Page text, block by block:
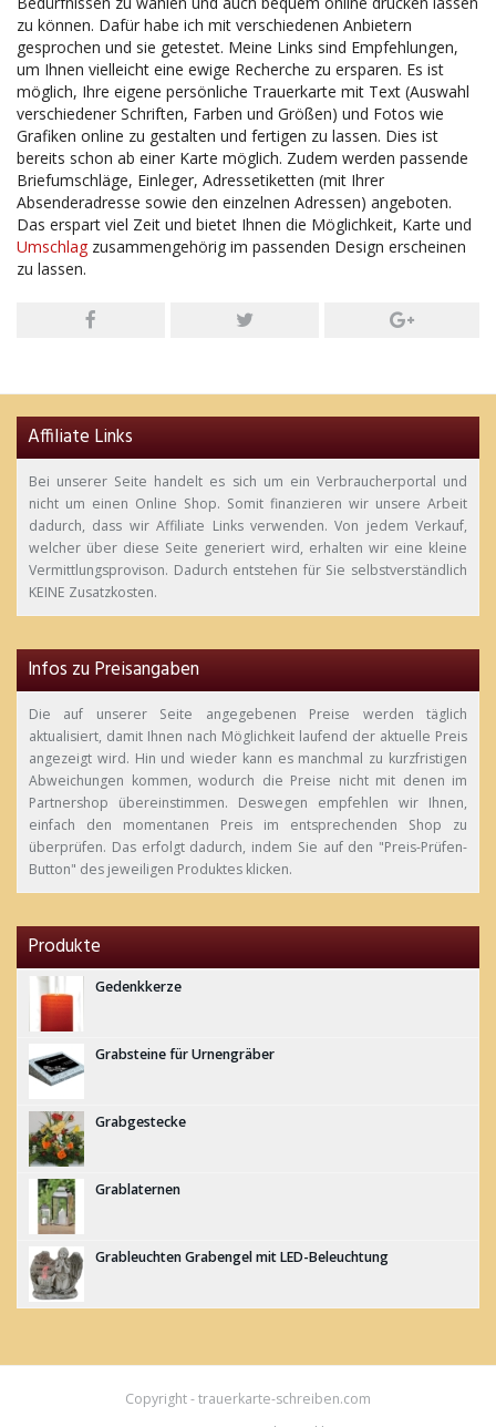
zu können. Dafür habe ich mit verschiedenen Anbietern
gesprochen und sie getestet. Meine Links sind Empfehlungen,
um Ihnen vielleicht eine ewige Recherche zu ersparen. Es ist
möglich, Ihre eigene persönliche Trauerkarte mit Text (Auswahl
verschiedener Schriften, Farben und Größen) und Fotos wie
Grafiken online zu gestalten und fertigen zu lassen. Dies ist
bereits schon ab einer Karte möglich. Zudem werden passende
Briefumschläge, Einleger, Adressetiketten (mit Ihrer
Absenderadresse sowie den einzelnen Adressen) angeboten.
Das erspart viel Zeit und bietet Ihnen die Möglichkeit, Karte und
Umschlag zusammengehörig im passenden Design erscheinen
zu lassen.
Affiliate Links
Bei unserer Seite handelt es sich um ein Verbraucherportal und
nicht um einen Online Shop. Somit finanzieren wir unsere Arbeit
dadurch, dass wir Affiliate Links verwenden. Von jedem Verkauf,
welcher über diese Seite generiert wird, erhalten wir eine kleine
Vermittlungsprovison. Dadurch entstehen für Sie selbstverständlich
KEINE Zusatzkosten.
Infos zu Preisangaben
Die auf unserer Seite angegebenen Preise werden täglich
aktualisiert, damit Ihnen nach Möglichkeit laufend der aktuelle Preis
angezeigt wird. Hin und wieder kann es manchmal zu kurzfristigen
Abweichungen kommen, wodurch die Preise nicht mit denen im
Partnershop übereinstimmen. Deswegen empfehlen wir Ihnen,
einfach den momentanen Preis im entsprechenden Shop zu
überprüfen. Das erfolgt dadurch, indem Sie auf den "Preis-Prüfen-
Button" des jeweiligen Produktes klicken.
Produkte
Gedenkkerze
Grabsteine für Urnengräber
Grabgestecke
Grablaternen
Grableuchten Grabengel mit LED-Beleuchtung
Copyright - trauerkarte-schreiben.com